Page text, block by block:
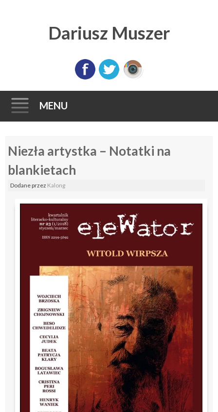
Dariusz Muszer
MENU
to
Niezła artystka – Notatki na
blankietach
Dodaneprzez Kalong